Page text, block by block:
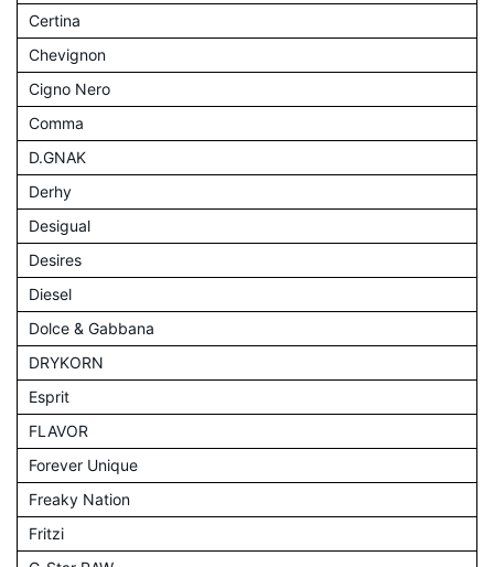
Certina
Chevignon
Cigno Nero
Comma
D.GNAK
Derhy
Desigual
Desires
Diesel
Dolce & Gabbana
DRYKORN
Esprit
FLAVOR
Forever Unique
Freaky Nation
Fritzi